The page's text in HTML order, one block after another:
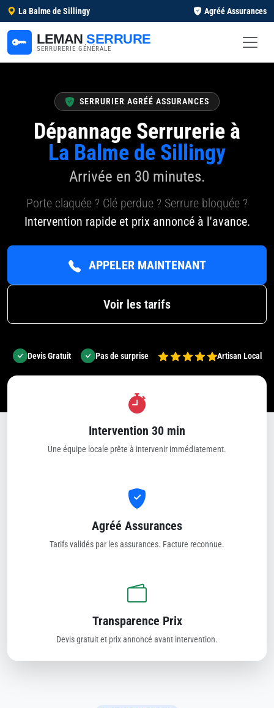
La Balme de Sillingy Agréé Assurances
LEMAN SERRURE
SERRURERIE GÉNÉRALE
SERRURIER AGRÉÉ ASSURANCES
Dépannage Serrurerie à
La Balme de Sillingy
Arrivée en 30 minutes.
Porte claquée ? Clé perdue ? Serrure bloquée ?
Intervention rapide et prix annoncé à l'avance.
APPELER MAINTENANT
Voir les tarifs
Devis Gratuit Pas de surprise Artisan Local
Intervention 30 min
Une équipe locale prête à intervenir immédiatement.
Agréé Assurances
Tarifs validés par les assurances. Facture reconnue.
Transparence Prix
Devis gratuit et prix annoncé avant intervention.